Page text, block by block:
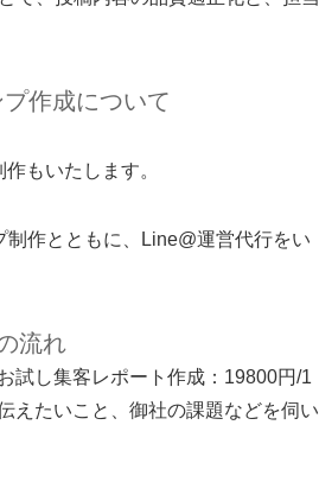
作成について
もいたします。
作とともに、Line@運営代行をい
流れ
試し集客レポート作成：19800円/1
えたいこと、御社の課題などを伺い